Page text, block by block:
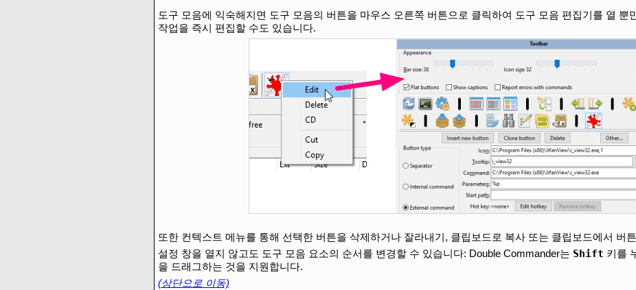
도구 모음에 익숙해지면 도구 모음의 버튼을 마우스 오른쪽 버튼으로 클릭하여 도구 모음 편집기를 열 뿐
작업을 즉시 편집할 수도 있습니다.
또한 컨텍스트 메뉴를 통해 선택한 버튼을 삭제하거나 잘라내기, 클립보드로 복사 또는 클립보드에서 버
설정 창을 열지 않고도 도구 모음 요소의 순서를 변경할 수 있습니다: Double Commander는 Shift 키를
을 드래그하는 것을 지원합니다.
(상단으로 이동)